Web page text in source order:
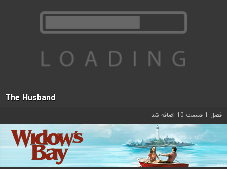
The Husband
فصل 1 قسمت 10 اضافه شد